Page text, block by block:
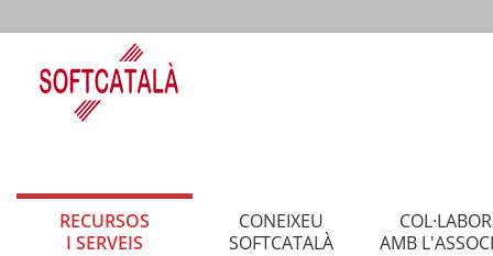
RECURSOS
I SERVEIS
CONEIXEU
SOFTCATALÀ
AMB